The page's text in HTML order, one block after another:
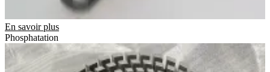
En savoir plus
Phosphatation